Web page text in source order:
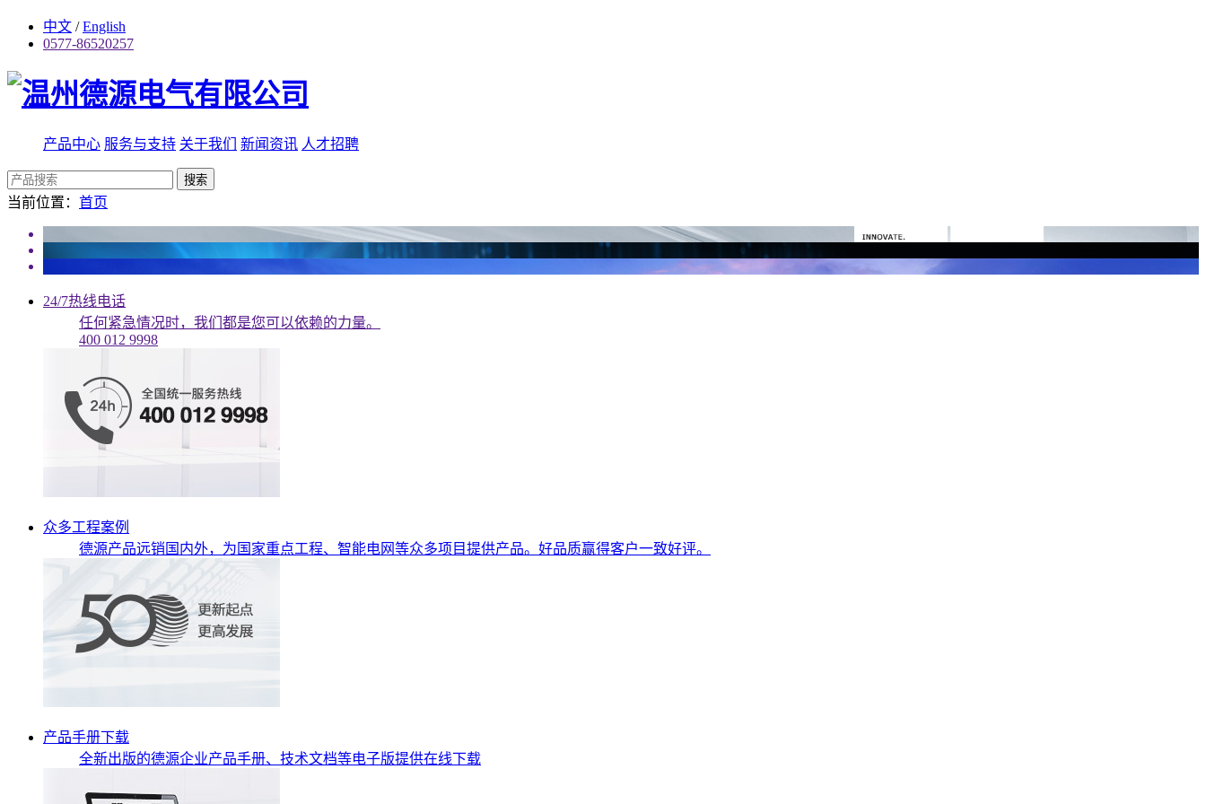
中文 / English
0577-86520257
产品中心 服务与支持 关于我们 新闻资讯 人才招聘
搜索
当前位置： 首页
24/7热线电话
任何紧急情况时，我们都是您可以依赖的力量。
400 012 9998
众多工程案例
德源产品远销国内外，为国家重点工程、智能电网等众多项目提供产品。好品质赢得客户一致好评。
产品手册下载
全新出版的德源企业产品手册、技术文档等电子版提供在线下载